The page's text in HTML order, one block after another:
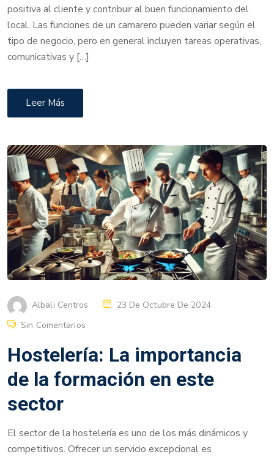
positiva al cliente y contribuir al buen funcionamiento del
local. Las funciones de un camarero pueden variar según el
tipo de negocio, pero en general incluyen tareas operativas,
comunicativas y […]
Leer Más
Albali Centros
23 De Octubre De 2024
Sin Comentarios
Hostelería: La importancia
de la formación en este
sector
El sector de la hostelería es uno de los más dinámicos y
competitivos. Ofrecer un servicio excepcional es